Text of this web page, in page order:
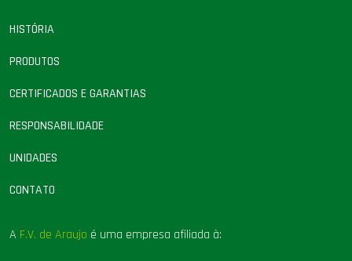
HISTÓRIA
PRODUTOS
CERTIFICADOS E GARANTIAS
RESPONSABILIDADE
UNIDADES
CONTATO
A F.V. de Araujo é uma empresa afiliada à: